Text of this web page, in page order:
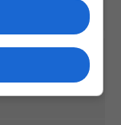
PS Plus para o